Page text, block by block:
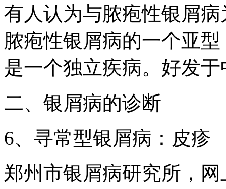
有人认为与脓疱性银屑
脓疱性银屑病的一个亚
是一个独立疾病。好发
二、银屑病的诊断
6、寻常型银屑病：皮疹
郑州市银屑病研究所，